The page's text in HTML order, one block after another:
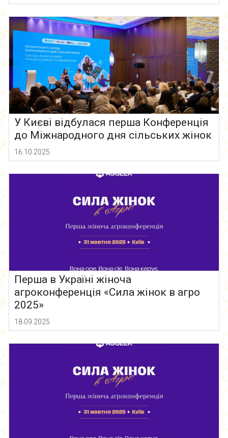
У Києві відбулася перша Конференція
до Міжнародного дня сільських жінок
16.10.2025
Перша в Україні жіноча
агроконференція «Сила жінок в агро
2025»
18.09.2025